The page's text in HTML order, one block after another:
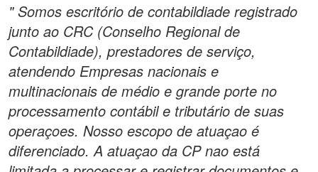
" Somos escritório de contabildiade registrado
junto ao CRC (Conselho Regional de
Contabildiade), prestadores de serviço,
atendendo Empresas nacionais e
multinacionais de médio e grande porte no
processamento contábil e tributário de suas
operaçoes. Nosso escopo de atuaçao é
diferenciado. A atuaçao da CP nao está